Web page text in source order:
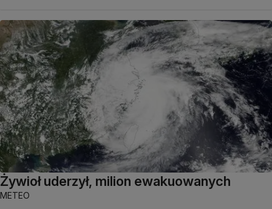
Żywioł uderzył, milion ewakuowanych
METEO